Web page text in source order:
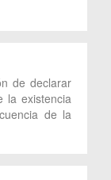
de declarar
la existencia
de la